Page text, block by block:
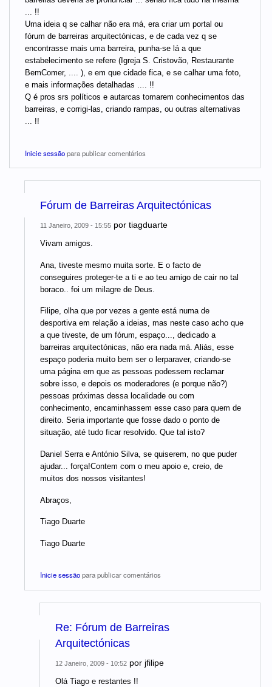
... !!
Uma ideia q se calhar não era má, era criar um portal ou
fórum de barreiras arquitectónicas, e de cada vez q se
encontrasse mais uma barreira, punha-se lá a que
estabelecimento se refere (Igreja S. Cristovão, Restaurante
BemComer, .... ), e em que cidade fica, e se calhar uma foto,
e mais informações detalhadas .... !!
Q é pros srs políticos e autarcas tomarem conhecimentos das
barreiras, e corrigi-las, criando rampas, ou outras alternativas
... !!
Inicie sessãopara publicar comentários
Fórum de Barreiras Arquitectónicas
11 Janeiro, 2009 - 15:55 por tiagduarte
Vivam amigos.
Ana, tiveste mesmo muita sorte. E o facto de
conseguires proteger-te a ti e ao teu amigo de cair no tal
boraco.. foi um milagre de Deus.
Filipe, olha que por vezes a gente está numa de
desportiva em relação a ideias, mas neste caso acho que
a que tiveste, de um fórum, espaço..., dedicado a
barreiras arquitectónicas, não era nada má. Aliás, esse
espaço poderia muito bem ser o lerparaver, criando-se
uma página em que as pessoas podessem reclamar
sobre isso, e depois os moderadores (e porque não?)
pessoas próximas dessa localidade ou com
conhecimento, encaminhassem esse caso para quem de
direito. Seria importante que fosse dado o ponto de
situação, até tudo ficar resolvido. Que tal isto?
Daniel Serra e António Silva, se quiserem, no que puder
ajudar... força!Contem com o meu apoio e, creio, de
muitos dos nossos visitantes!
Abraços,
Tiago Duarte
Tiago Duarte
Inicie sessãopara publicar comentários
Re: Fórum de Barreiras
Arquitectónicas
12 Janeiro, 2009 - 10:52 por jfilipe
Olá Tiago e restantes !!